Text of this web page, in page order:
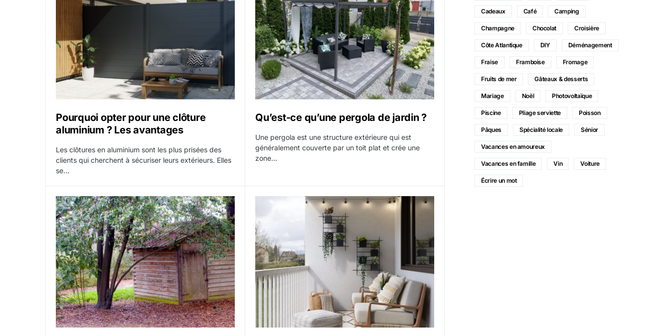
Pourquoi opter pour une clôture
aluminium ? Les avantages
Les clôtures en aluminium sont les plus prisées des
clients qui cherchent à sécuriser leurs extérieurs. Elles
se…
Qu’est-ce qu’une pergola de jardin ?
Une pergola est une structure extérieure qui est
généralement couverte par un toit plat et crée une
zone…
Cadeaux Café Camping
Champagne Chocolat Croisière
Côte Atlantique DIY Déménagement
Fraise Framboise Fromage
Fruits de mer Gâteaux & desserts
Mariage Noël Photovoltaïque
Piscine Pliage serviette Poisson
Pâques Spécialité locale Sénior
Vacances en amoureux
Vacances en famille Vin Voiture
Écrire un mot